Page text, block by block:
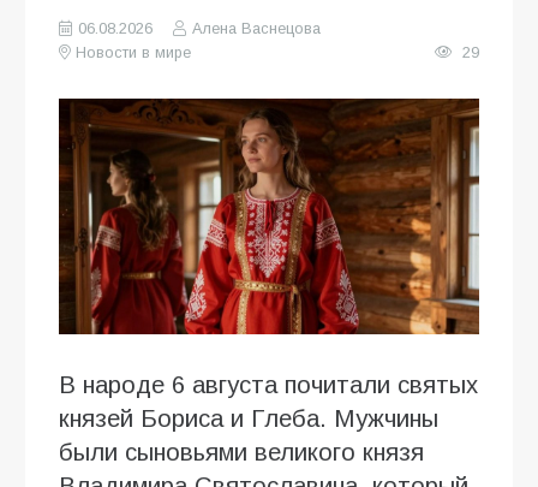
06.08.2026
Алена Васнецова
Новости в мире
29
В народе 6 августа почитали святых
князей Бориса и Глеба. Мужчины
были сыновьями великого князя